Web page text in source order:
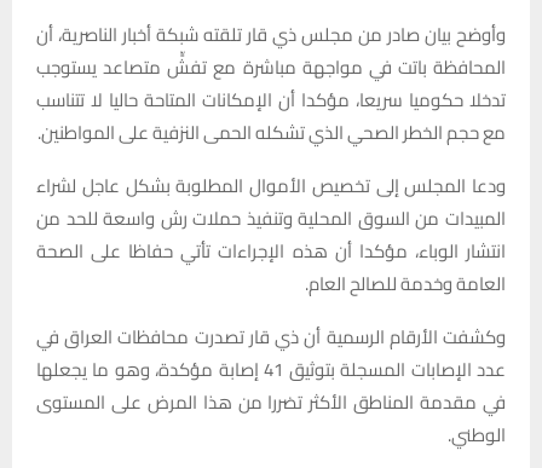
وأوضح بيان صادر من مجلس ذي قار تلقته شبكة أخبار الناصرية، أن
المحافظة باتت في مواجهة مباشرة مع تفشٍّ متصاعد يستوجب
تدخلا حكوميا سريعا، مؤكدا أن الإمكانات المتاحة حاليا لا تتناسب
مع حجم الخطر الصحي الذي تشكله الحمى النزفية على المواطنين.
ودعا المجلس إلى تخصيص الأموال المطلوبة بشكل عاجل لشراء
المبيدات من السوق المحلية وتنفيذ حملات رش واسعة للحد من
انتشار الوباء، مؤكدا أن هذه الإجراءات تأتي حفاظا على الصحة
العامة وخدمة للصالح العام.
وكشفت الأرقام الرسمية أن ذي قار تصدرت محافظات العراق في
عدد الإصابات المسجلة بتوثيق 41 إصابة مؤكدة، وهو ما يجعلها
في مقدمة المناطق الأكثر تضررا من هذا المرض على المستوى
الوطني.